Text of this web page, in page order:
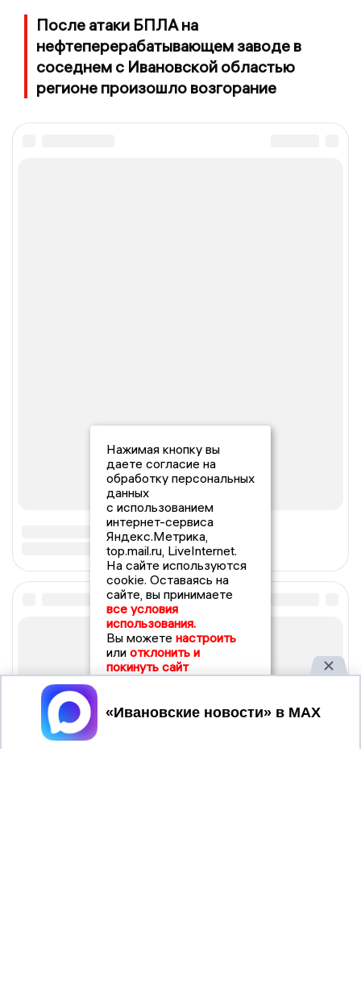
После атаки БПЛА на
нефтеперерабатывающем заводе в
соседнем с Ивановской областью
регионе произошло возгорание
Нажимая кнопку вы
даете согласие на
обработку персональных
данных
с использованием
интернет-сервиса
Яндекс.Метрика,
top.mail.ru, LiveInternet.
На сайте используются
cookie. Оставаясь на
сайте, вы принимаете
все условия
использования.
Вы можете настроить
или отклонить и
покинуть сайт
Принять